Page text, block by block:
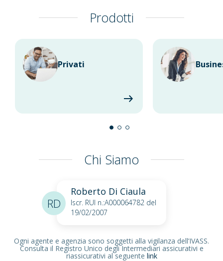
Prodotti
Privati
Chi Siamo
Roberto Di Ciaula
Iscr. RUI n.:A000064782 del
19/02/2007
RD
Ogni agente e agenzia sono soggetti alla vigilanza dell’IVASS.
Consulta il Registro Unico degli Intermediari assicurativi e
riassicurativi al seguente link